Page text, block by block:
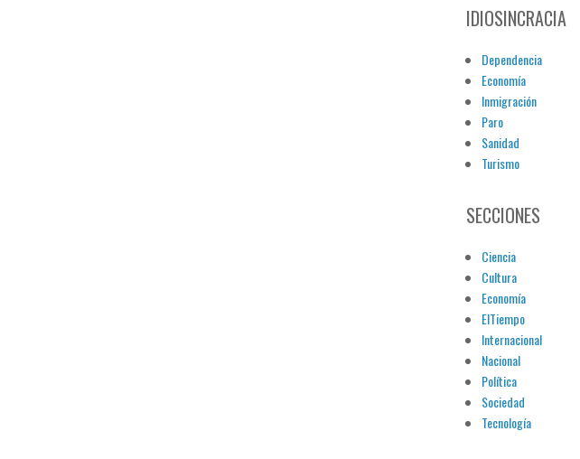
IDIOSINCRACIA
Dependencia
Economía
Inmigración
Paro
Sanidad
Turismo
SECCIONES
Ciencia
Cultura
Economía
ElTiempo
Internacional
Nacional
Política
Sociedad
Tecnología